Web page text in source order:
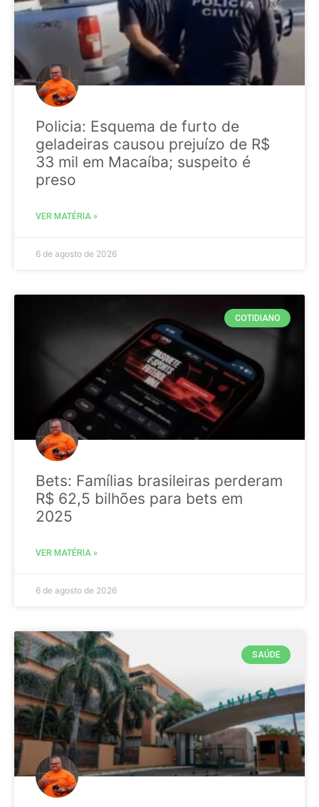
Policia: Esquema de furto de
geladeiras causou prejuízo de R$
33 mil em Macaíba; suspeito é
preso
VER MATÉRIA »
6 de agosto de 2026
COTIDIANO
Bets: Famílias brasileiras perderam
R$ 62,5 bilhões para bets em
2025
VER MATÉRIA »
6 de agosto de 2026
SAÚDE